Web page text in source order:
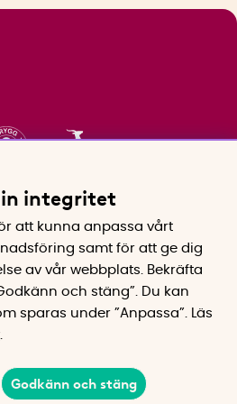
integritet
att kunna anpassa vårt
samt för att ge dig
av vår webbplats.
Bekräfta
och stäng”. Du kan
sparas under ”Anpassa”.
Läs
Godkänn och stäng